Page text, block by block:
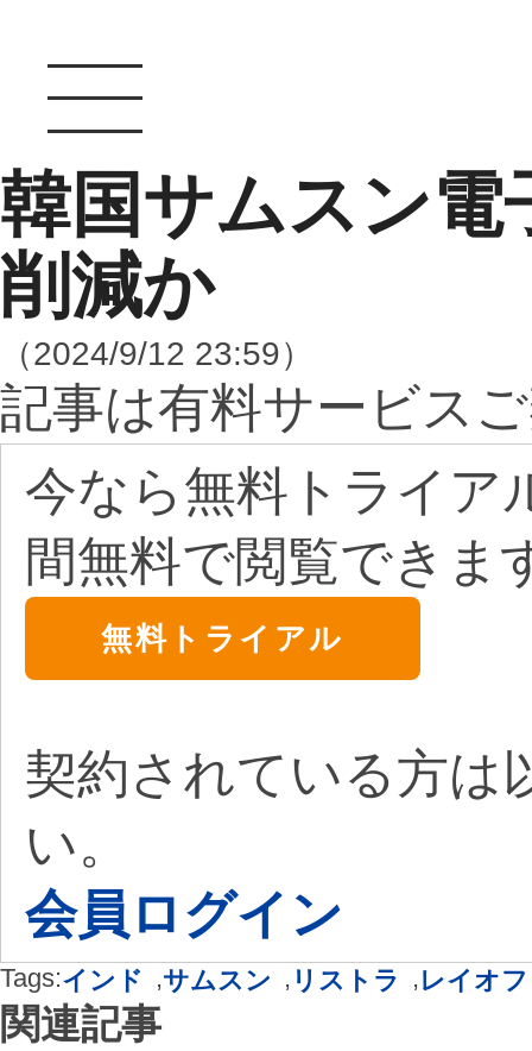
韓国サムスン電
削減か
（2024/9/12 23:59）
記事は有料サービス
今なら無料トライア
間無料で閲覧できま
無料トライアル
契約されている方は
い。
会員ログイン
Tags:インド ,サムスン , リストラ ,レイオフ
関連記事